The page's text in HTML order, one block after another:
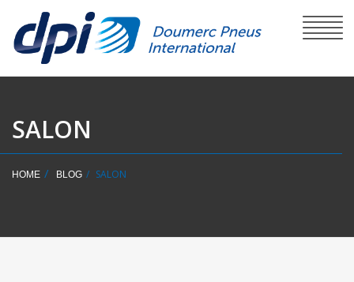
SALON
HOME BLOG SALON